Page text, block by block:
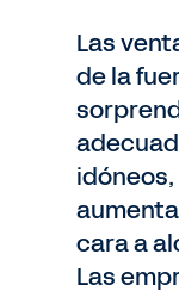
Las
de la
cara a
Las